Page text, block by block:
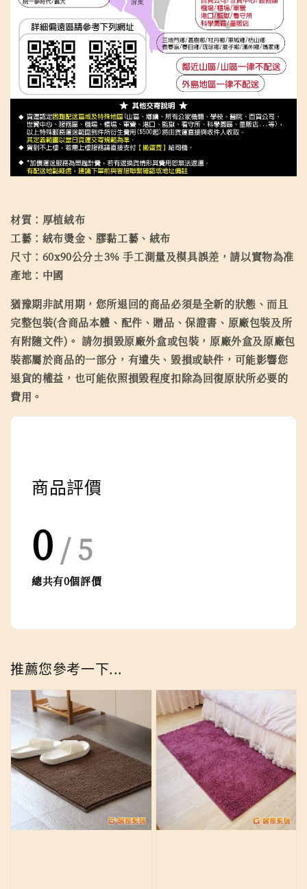
材質：厚植絨布
工藝：絨布燙金、膠黏工藝、絨布
尺寸：60x90公分±3% 手工測量及模具誤差，請以實物為准
產地：中國
猶豫期非試用期，您所退回的商品必須是全新的狀態、而且
完整包裝(含商品本體、配件、贈品、保證書、原廠包裝及所
有附隨文件)。 請勿損毀原廠外盒或包裝，原廠外盒及原廠包
裝都屬於商品的一部分，有遺失、毀損或缺件，可能影響您
退貨的權益，也可能依照損毀程度扣除為回復原狀所必要的
費用。
商品評價
0 / 5
總共有0個評價
推薦您參考一下...